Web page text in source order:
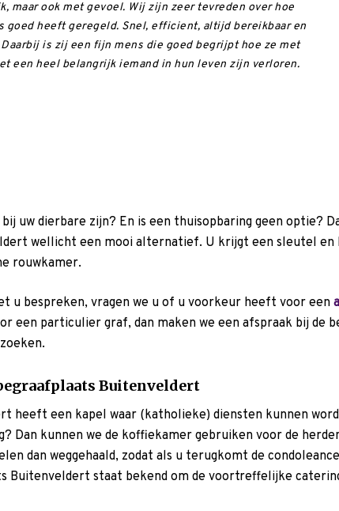
maar ook met gevoel. Wij zijn zeer tevreden over hoe
goed heeft geregeld. Snel, efficient, altijd bereikbaar en
is zij een fijn mens die goed begrijpt hoe ze met
een heel belangrijk iemand in hun leven zijn verloren.
uw dierbare zijn? En is een thuisopbaring geen optie?
wellicht een mooi alternatief. U krijgt een sleutel
rouwkamer.
u bespreken, vragen we u of u voorkeur heeft voor een
een particulier graf, dan maken we een afspraak bij de
Buitenveldert
heeft een kapel waar (katholieke) diensten kunnen
Dan kunnen we de koffiekamer gebruiken voor de
dan weggehaald, zodat als u terugkomt de
Buitenveldert staat bekend om de voortreffelijke